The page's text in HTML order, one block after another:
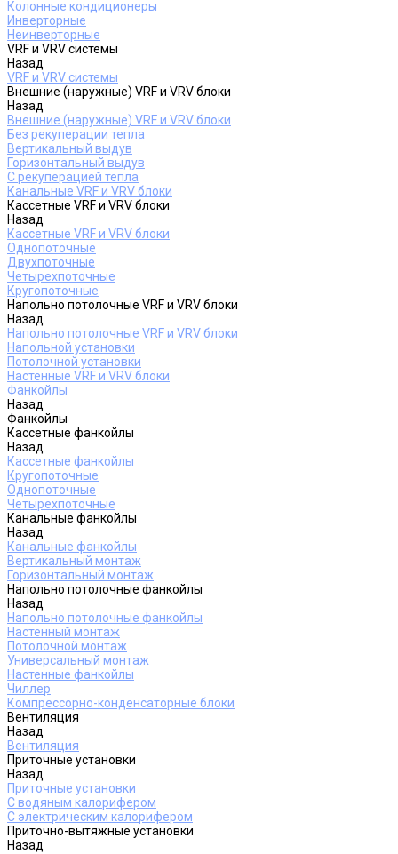
Колонные кондиционеры
Инверторные
Неинверторные
VRF и VRV системы
Назад
VRF и VRV системы
Внешние (наружные) VRF и VRV блоки
Назад
Внешние (наружные) VRF и VRV блоки
Без рекуперации тепла
Вертикальный выдув
Горизонтальный выдув
С рекуперацией тепла
Канальные VRF и VRV блоки
Кассетные VRF и VRV блоки
Назад
Кассетные VRF и VRV блоки
Однопоточные
Двухпоточные
Четырехпоточные
Кругопоточные
Напольно потолочные VRF и VRV блоки
Назад
Напольно потолочные VRF и VRV блоки
Напольной установки
Потолочной установки
Настенные VRF и VRV блоки
Фанкойлы
Назад
Фанкойлы
Кассетные фанкойлы
Назад
Кассетные фанкойлы
Кругопоточные
Однопоточные
Четырехпоточные
Канальные фанкойлы
Назад
Канальные фанкойлы
Вертикальный монтаж
Горизонтальный монтаж
Напольно потолочные фанкойлы
Назад
Напольно потолочные фанкойлы
Настенный монтаж
Потолочной монтаж
Универсальный монтаж
Настенные фанкойлы
Чиллер
Компрессорно-конденсаторные блоки
Вентиляция
Назад
Вентиляция
Приточные установки
Назад
Приточные установки
С водяным калорифером
С электрическим калорифером
Приточно-вытяжные установки
Назад